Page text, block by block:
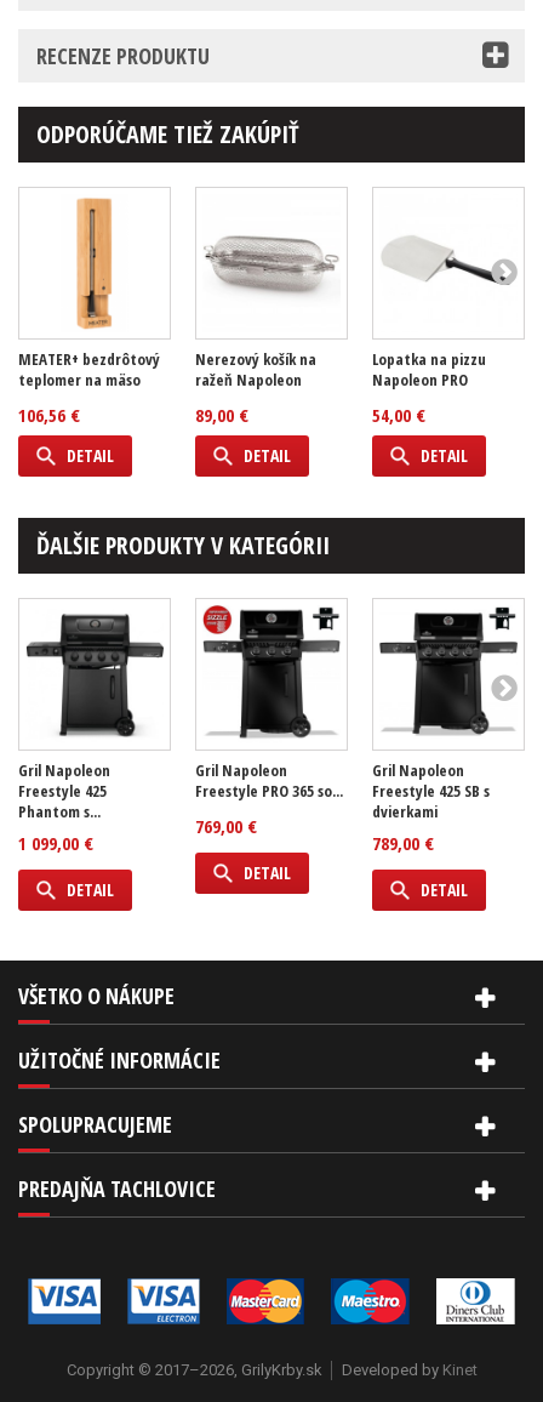
RECENZE PRODUKTU
ODPORÚČAME TIEŽ ZAKÚPIŤ
MEATER+ bezdrôtový
teplomer na mäso
106,56 €
DETAIL
Nerezový košík na
ražeň Napoleon
89,00 €
DETAIL
Lopatka na pizzu
Napoleon PRO
54,00 €
DETAIL
ĎALŠIE PRODUKTY V KATEGÓRII
Gril Napoleon
Freestyle 425
Phantom s...
1 099,00 €
DETAIL
Gril Napoleon
Freestyle PRO 365 so...
769,00 €
DETAIL
Gril Napoleon
Freestyle 425 SB s
dvierkami
789,00 €
DETAIL
VŠETKO O NÁKUPE
UŽITOČNÉ INFORMÁCIE
SPOLUPRACUJEME
PREDAJŇA TACHLOVICE
Copyright © 2017–2026, GrilyKrby.sk Developed by Kinet